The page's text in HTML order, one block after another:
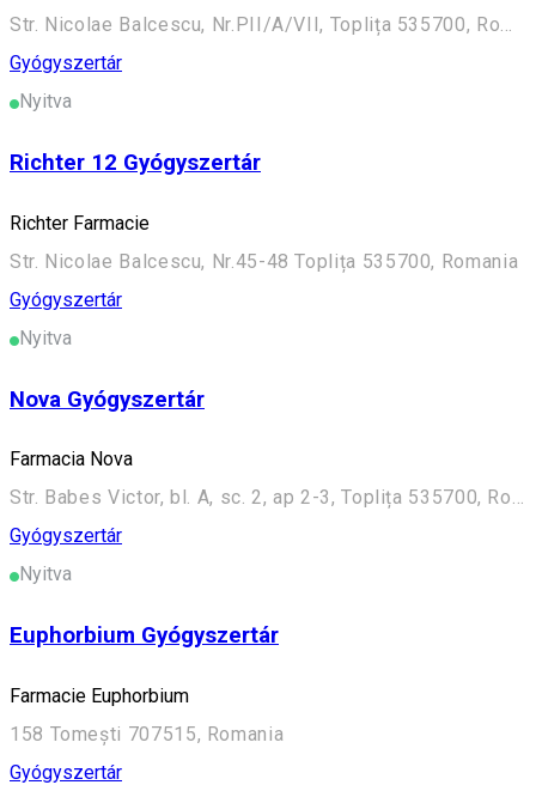
Str. Nicolae Balcescu, Nr.PII/A/VII, Toplița 535700, Romania
Gyógyszertár
Nyitva
Richter 12 Gyógyszertár
Richter Farmacie
Str. Nicolae Balcescu, Nr.45-48 Toplița 535700, Romania
Gyógyszertár
Nyitva
Nova Gyógyszertár
Farmacia Nova
Str. Babes Victor, bl. A, sc. 2, ap 2-3, Toplița 535700, Romania
Gyógyszertár
Nyitva
Euphorbium Gyógyszertár
Farmacie Euphorbium
158 Tomești 707515, Romania
Gyógyszertár